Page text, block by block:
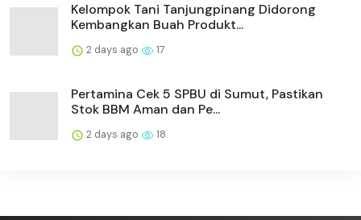
Kelompok Tani Tanjungpinang Didorong
Kembangkan Buah Produkt...
2 days ago 17
Pertamina Cek 5 SPBU di Sumut, Pastikan
Stok BBM Aman dan Pe...
2 days ago 18